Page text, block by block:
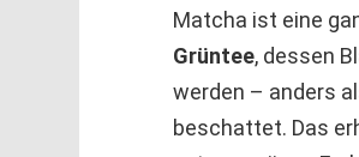
Matcha ist eine
Grüntee, dessen
werden – anders
beschattet. Das